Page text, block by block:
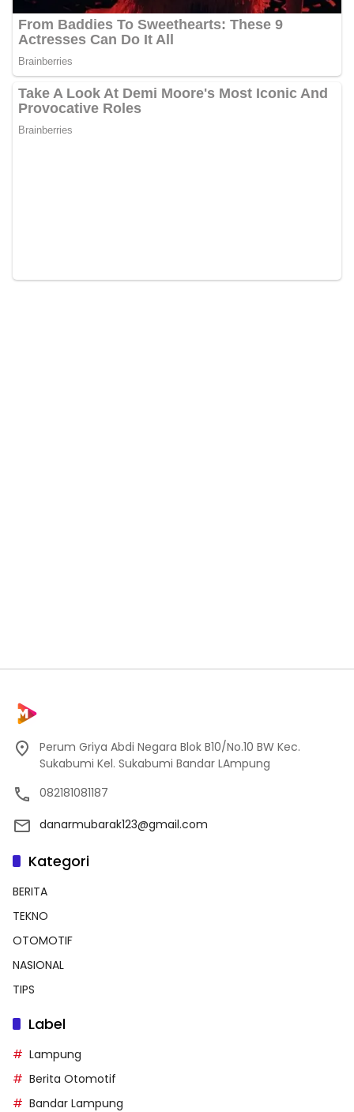
Perum Griya Abdi Negara Blok B10/No.10 BW Kec.
Sukabumi Kel. Sukabumi Bandar LAmpung
082181081187
danarmubarak123@gmail.com
Kategori
BERITA
TEKNO
OTOMOTIF
NASIONAL
TIPS
Label
Lampung
Berita Otomotif
Bandar Lampung